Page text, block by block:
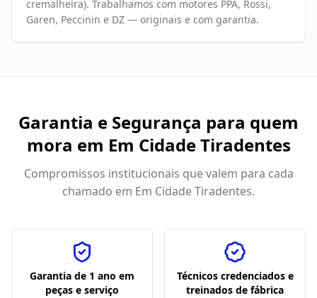
cremalheira). Trabalhamos com motores PPA, Rossi,
Garen, Peccinin e DZ — originais e com garantia.
Garantia e Segurança para quem
mora em Em Cidade Tiradentes
Compromissos institucionais que valem para cada
chamado em Em Cidade Tiradentes.
Garantia de 1 ano em
peças e serviço
Técnicos credenciados e
treinados de fábrica